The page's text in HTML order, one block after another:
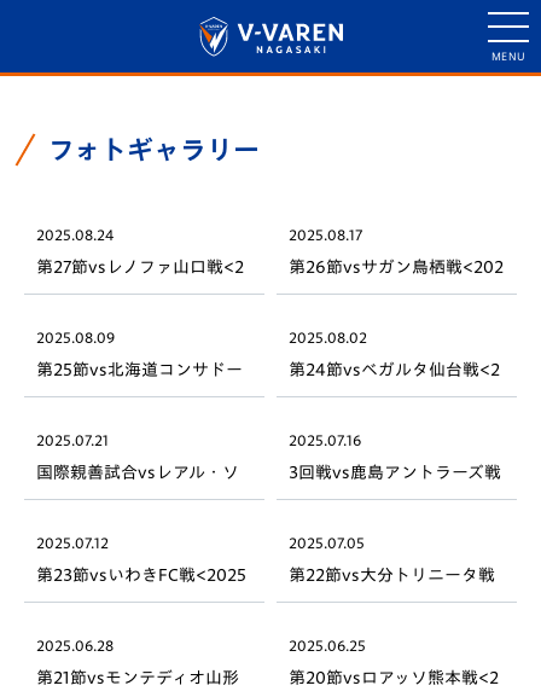
フォトギャラリー
2025.08.24
第27節vsレノファ山口戦<2
025明治安田J2リーグ>
2025.08.17
第26節vsサガン鳥栖戦<202
5明治安田J2リーグ>
2025.08.09
第25節vs北海道コンサドー
レ札幌戦<2025明治安田J2
2025.08.02
第24節vsベガルタ仙台戦<2
025明治安田J2リーグ>
2025.07.21
国際親善試合vsレアル・ソ
シエダ戦<レアル・ソシエダ
2025.07.16
3回戦vs鹿島アントラーズ戦
<天皇杯JFA第105回全日本
2025.07.12
第23節vsいわきFC戦<2025
明治安田J2リーグ>
2025.07.05
第22節vs大分トリニータ戦
<2025明治安田J2リーグ>
2025.06.28
第21節vsモンテディオ山形
2025.06.25
第20節vsロアッソ熊本戦<2